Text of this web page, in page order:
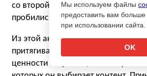
со второй половины 2022 года,
пробились «Папины дочки».
Из этой аналитики следует вывод,
притягивают узнаваемые
ценности встроены, — а не
Мы используем файлы
предоставить вам
при использовании сайта.
OK